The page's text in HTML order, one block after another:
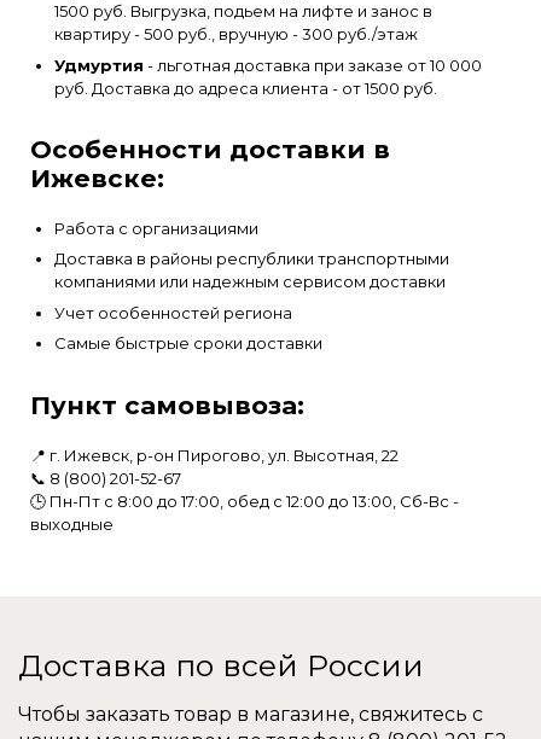
1500 руб. Выгрузка, подьем на лифте и занос в
квартиру - 500 руб., вручную - 300 руб./этаж
Удмуртия - льготная доставка при заказе от 10 000
руб. Доставка до адреса клиента - от 1500 руб.
Особенности доставки в
Ижевске:
Работа с организациями
Доставка в районы республики транспортными
компаниями или надежным сервисом доставки
Учет особенностей региона
Самые быстрые сроки доставки
Пункт самовывоза:
📍 г. Ижевск, р-он Пирогово, ул. Высотная, 22
📞 8 (800) 201-52-67
🕒 Пн-Пт с 8:00 до 17:00, обед с 12:00 до 13:00, Сб-Вс -
выходные
Доставка по всей России
Чтобы заказать товар в магазине, свяжитесь с